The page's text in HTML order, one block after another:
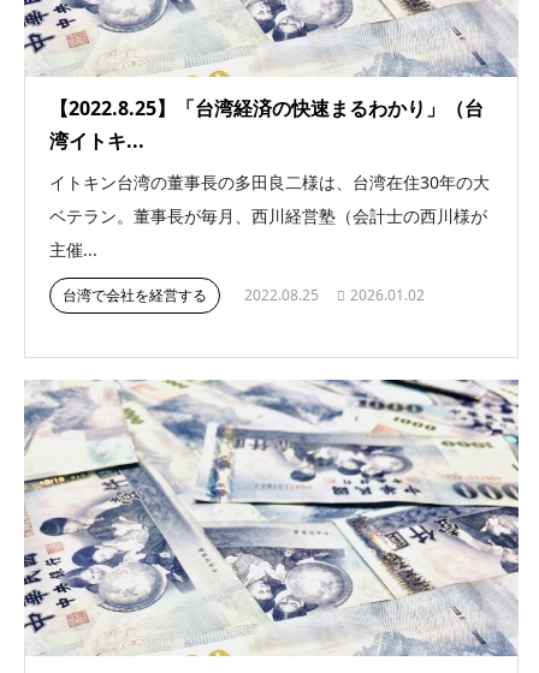
【2022.8.25】「台湾経済の快速まるわかり」（台
湾イトキ...
イトキン台湾の董事長の多田良二様は、台湾在住30年の大
ベテラン。董事長が毎月、西川経営塾（会計士の西川様が
主催...
台湾で会社を経営する 2022.08.25 2026.01.02